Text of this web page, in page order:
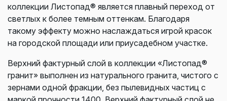
коллекции Листопад® является плавный переход от
светлых к более темным оттенкам. Благодаря
такому эффекту можно наслаждаться игрой красок
на городской площади или приусадебном участке.
Верхний фактурный слой в коллекции «Листопад®
гранит» выполнен из натурального гранита, чистого с
зернами одной фракции, без пылевидных частиц с